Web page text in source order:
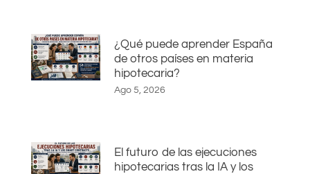
¿Qué puede aprender España
de otros países en materia
hipotecaria?
Ago 5, 2026
El futuro de las ejecuciones
hipotecarias tras la IA y los